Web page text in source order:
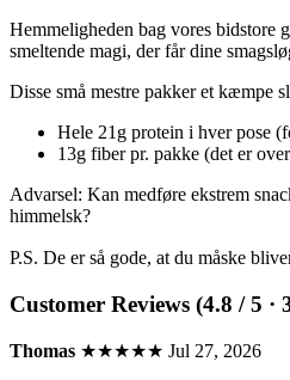
Hemmeligheden bag vores bidstore
smeltende magi, der får dine
Disse små mestre pakker et kæmpe
Hele 21g protein i hver pose
13g fiber pr. pakke (det er
Advarsel: Kan medføre ekstrem
himmelsk?
P.S. De er så gode, at du måske
Customer Reviews (4.8 / 5 ·
Thomas ★★★★★ Jul 27, 2026